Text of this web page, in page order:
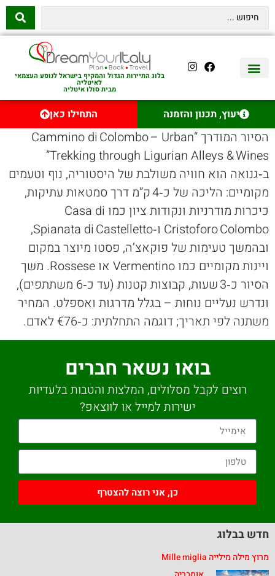
בלוג התיירות הגדול והמקיף בישראל לנוסע העצמאי
לאיטליה
מבית סולו איטליה
יעוץ, תכנון והזמנה התחילו כאן
הסיור המודרך “Cammino di Colombo – Urban
Trekking through Ligurian Alleys & Wines”
ב‑גנואה הוא חוויה משולבת של היסטוריה, נוף וטעמים
מקומיים: הליכה של כ‑4 ק”מ דרך סמטאות עתיקות,
כיכרות מודרניות ונקודות ציון כמו Casa di
Cristoforo Colombo ו‑Spianata di Castelletto,
ובהמשך טעימות של פוקאצ’ה, פסטו מיוצר במקום
ויינות מקומיים כמו Vermentino או Rossese. משך
הסיור כ‑3 שעות, קבוצות קטנות (עד כ‑6 משתתפים),
ונדרש נעליים נוחות – בגלל מדרגות ואספלט. המחיר
משתנה לפי תאריך; דוגמה התחלתית: כ‑€76 לאדם.
בואו נשאר חברים
רוצים לקבל מסלולים, המלצות והטבות בלעדיות
ישירות למייל או לווצאפ?
כן, אני רוצה להצטרף
חדש בבלוג
מרוץ מילה מילייה Mille miglia